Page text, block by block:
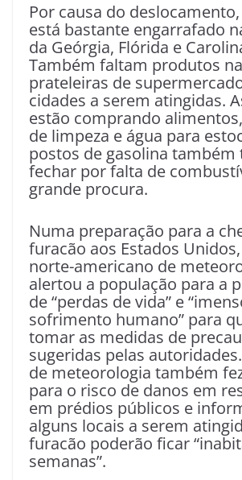
Por causa do
está bastante engarrafado
da Geórgia, Flórida e
Também faltam produtos
prateleiras de
cidades a serem atingidas.
estão comprando
de limpeza e água para
postos de gasolina também
fechar por falta de
grande procura.
Numa preparação para a
furacão aos Estados
norte-americano de
alertou a população para a
de “perdas de vida” e
sofrimento humano” para
tomar as medidas de
sugeridas pelas
de meteorologia também
para o risco de danos em
em prédios públicos e
alguns locais a serem
furacão poderão ficar
semanas”.